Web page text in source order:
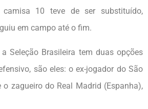
10 teve de ser substituído,
em campo até o fim.
Seleção Brasileira tem duas opções
são eles: o ex-jogador do São
o zagueiro do Real Madrid (Espanha),